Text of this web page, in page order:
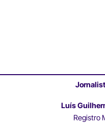
Luís
Registro